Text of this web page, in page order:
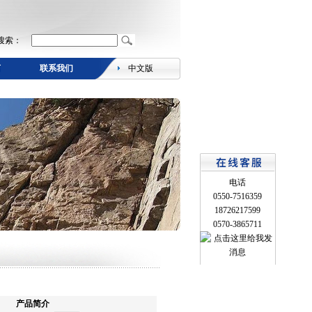
索：
联系我们 中文版
产品简介
电话
0550-7516359
18726217599
0570-3865711